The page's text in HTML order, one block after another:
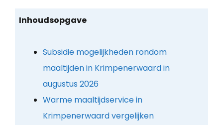
Inhoudsopgave
Subsidie mogelijkheden rondom
maaltijden in Krimpenerwaard in
augustus 2026
Warme maaltijdservice in
Krimpenerwaard vergelijken